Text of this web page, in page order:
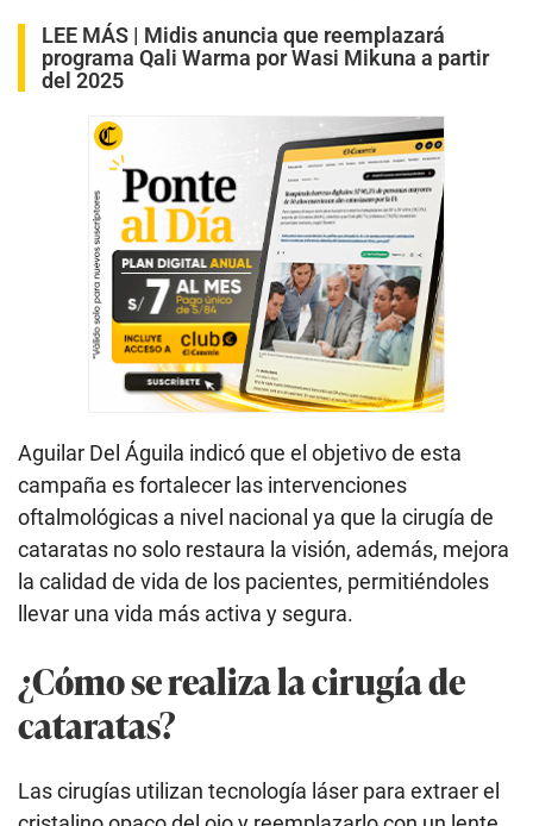
LEE MÁS | Midis anuncia que reemplazará
programa Qali Warma por Wasi Mikuna a partir
del 2025
Aguilar Del Águila indicó que el objetivo de esta
campaña es fortalecer las intervenciones
oftalmológicas a nivel nacional ya que la cirugía de
cataratas no solo restaura la visión, además, mejora
la calidad de vida de los pacientes, permitiéndoles
llevar una vida más activa y segura.
¿Cómo se realiza la cirugía de
cataratas?
Las cirugías utilizan tecnología láser para extraer el